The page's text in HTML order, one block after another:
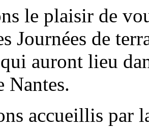
le plaisir de
Journées de
auront lieu
Nantes.
accueillis par